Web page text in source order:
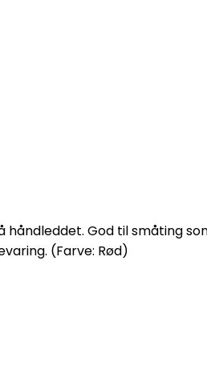
God til småting
(Farve: Rød)